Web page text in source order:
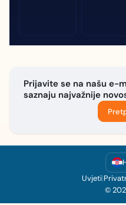
Prijavite se na našu e-
saznaju najvažnije
Uvjeti|
©